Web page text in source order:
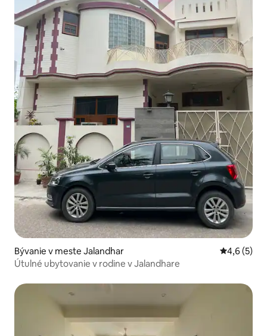
Bývanie v meste Jalandhar Priemerné
4,6 (5)
Útulné ubytovanie v rodine v Jalandhare